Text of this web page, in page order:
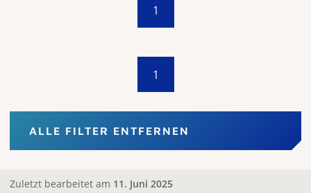
1
1
ALLE FILTER ENTFERNEN
Zuletzt bearbeitet am 11. Juni 2025